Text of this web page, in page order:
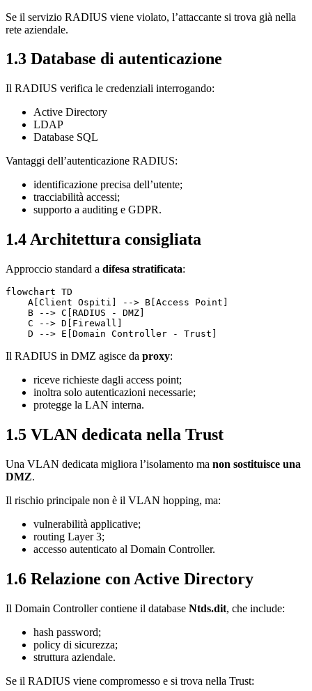
Se il servizio RADIUS viene violato, l’attaccante si trova già nella
rete aziendale.
1.3 Database di autenticazione
Il RADIUS verifica le credenziali interrogando:
Active Directory
LDAP
Database SQL
Vantaggi dell’autenticazione RADIUS:
identificazione precisa dell’utente;
tracciabilità accessi;
supporto a auditing e GDPR.
1.4 Architettura consigliata
Approccio standard a difesa stratificata:
flowchart TD
    A[Client Ospiti] --> B[Access Point]
    B --> C[RADIUS - DMZ]
    C --> D[Firewall]
    D --> E[Domain Controller - Trust]
Il RADIUS in DMZ agisce da proxy:
riceve richieste dagli access point;
inoltra solo autenticazioni necessarie;
protegge la LAN interna.
1.5 VLAN dedicata nella Trust
Una VLAN dedicata migliora l’isolamento ma non sostituisce una
DMZ.
Il rischio principale non è il VLAN hopping, ma:
vulnerabilità applicative;
routing Layer 3;
accesso autenticato al Domain Controller.
1.6 Relazione con Active Directory
Il Domain Controller contiene il database Ntds.dit, che include:
hash password;
policy di sicurezza;
struttura aziendale.
Se il RADIUS viene compromesso e si trova nella Trust: